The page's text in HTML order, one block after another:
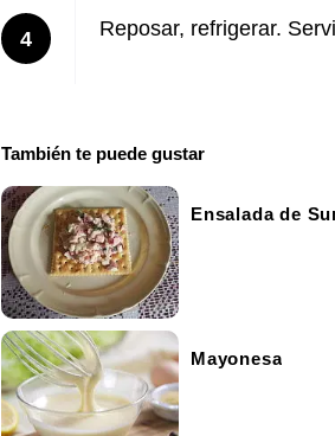
4 Reposar, refrigerar.
También te puede gustar
Ensalada de
Mayonesa